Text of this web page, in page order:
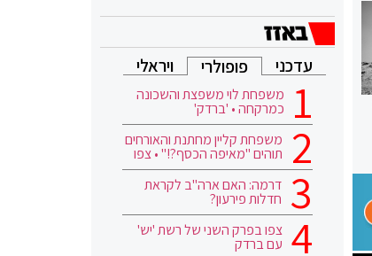
עדכני פופולרי ויראלי
משפחת לוי משפצת והשכונה
כמרקחה • 'ברדק'
משפחת קליין מחתנת והאורחים
תוהים "מאיפה הכסף?!" • צפו
דרמה: האם ארה"ב לקראת
חדלות פירעון?
צפו בפרק השני של רשת 'יש'
עם ברדק